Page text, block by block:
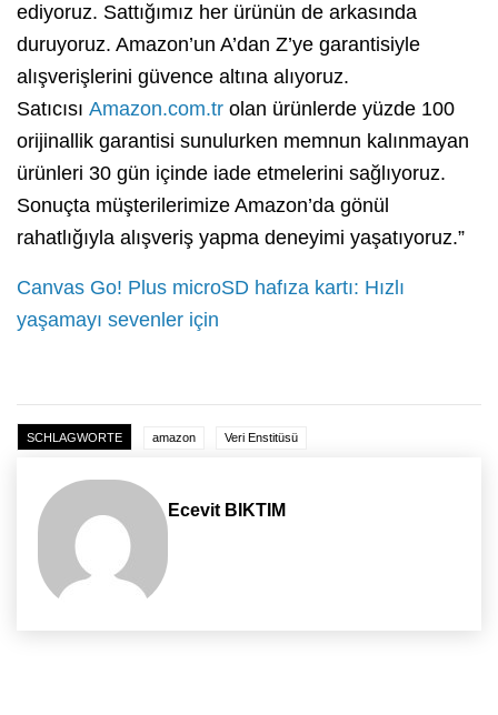
ediyoruz. Sattığımız her ürünün de arkasında
duruyoruz. Amazon’un A’dan Z’ye garantisiyle
alışverişlerini güvence altına alıyoruz.
Satıcısı Amazon.com.tr olan ürünlerde yüzde 100
orijinallik garantisi sunulurken memnun kalınmayan
ürünleri 30 gün içinde iade etmelerini sağlıyoruz.
Sonuçta müşterilerimize Amazon’da gönül
rahatlığıyla alışveriş yapma deneyimi yaşatıyoruz.”
Canvas Go! Plus microSD hafıza kartı: Hızlı
yaşamayı sevenler için
SCHLAGWORTE amazon Veri Enstitüsü
Ecevit BIKTIM